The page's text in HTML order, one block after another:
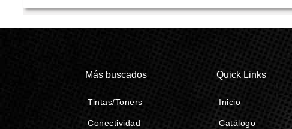
Más buscados
Tintas/Toners
Conectividad
Quick Links
Inicio
Catálogo